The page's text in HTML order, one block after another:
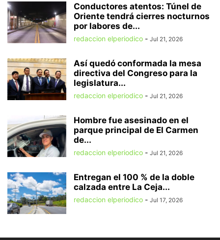
Conductores atentos: Túnel de
Oriente tendrá cierres nocturnos
por labores de...
redaccion elperiodico - Jul 21, 2026
Así quedó conformada la mesa
directiva del Congreso para la
legislatura...
redaccion elperiodico - Jul 21, 2026
Hombre fue asesinado en el
parque principal de El Carmen
de...
redaccion elperiodico - Jul 21, 2026
Entregan el 100 % de la doble
calzada entre La Ceja...
redaccion elperiodico - Jul 17, 2026